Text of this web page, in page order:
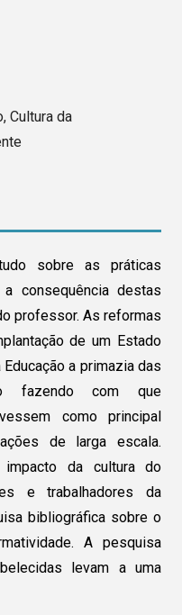
Cultura da
sobre as práticas
consequência destas
professor. As reformas
de um Estado
a primazia das
fazendo com que
como principal
de larga escala.
da cultura do
e trabalhadores da
bibliográfica sobre o
A pesquisa
levam a uma